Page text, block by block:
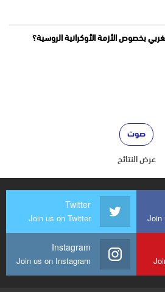
بخصوص الأزمة الأوكرانية الروسية؟
عرض النتائج
Join
Twitter
Join us on Twitter
Instagram
Join us on Instagram